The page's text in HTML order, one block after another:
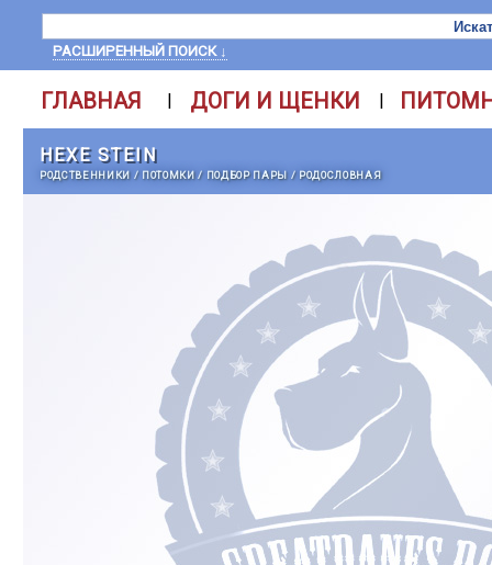
РАСШИРЕННЫЙ ПОИСК ↓
ГЛАВНАЯ | ДОГИ И ЩЕНКИ |
HEXE STEIN
РОДСТВЕННИКИ / ПОТОМКИ/ ПОДБОР ПАРЫ / РОДОСЛОВНАЯ